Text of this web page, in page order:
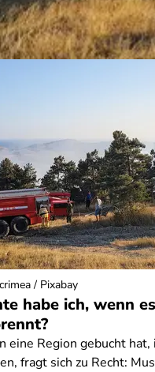
habe ich, wenn
eine Region gebucht
fragt sich zu Recht:
/ Pixabay